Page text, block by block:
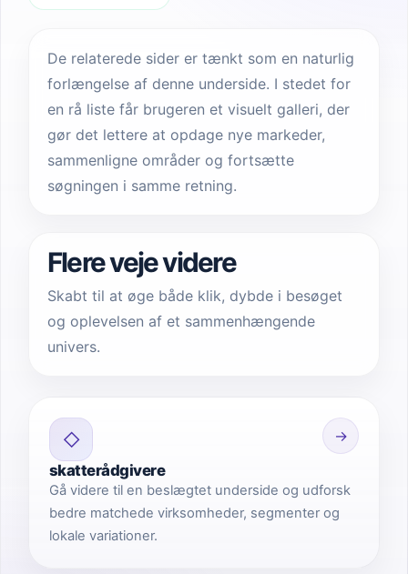
De relaterede sider er tænkt som en naturlig
forlængelse af denne underside. I stedet for
en rå liste får brugeren et visuelt galleri, der
gør det lettere at opdage nye markeder,
sammenligne områder og fortsætte
søgningen i samme retning.
Flere veje videre
Skabt til at øge både klik, dybde i besøget
og oplevelsen af et sammenhængende
univers.
◇
→
skatterådgivere
Gå videre til en beslægtet underside og udforsk
bedre matchede virksomheder, segmenter og
lokale variationer.